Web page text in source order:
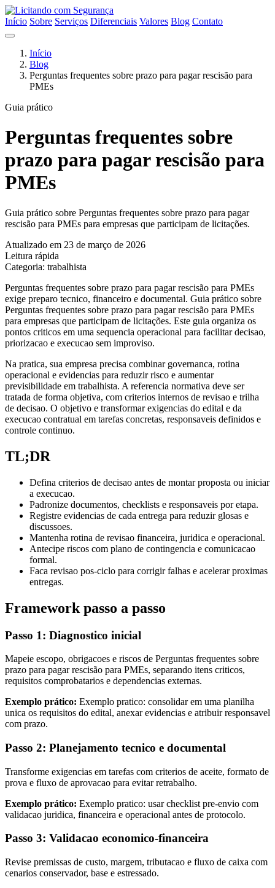
Início Sobre Serviços Diferenciais Valores Blog Contato
Início
Blog
Perguntas frequentes sobre prazo para pagar rescisão para
PMEs
Guia prático
Perguntas frequentes sobre
prazo para pagar rescisão para
PMEs
Guia prático sobre Perguntas frequentes sobre prazo para pagar
rescisão para PMEs para empresas que participam de licitações.
Atualizado em 23 de março de 2026
Leitura rápida
Categoria: trabalhista
Perguntas frequentes sobre prazo para pagar rescisão para PMEs
exige preparo tecnico, financeiro e documental. Guia prático sobre
Perguntas frequentes sobre prazo para pagar rescisão para PMEs
para empresas que participam de licitações. Este guia organiza os
pontos criticos em uma sequencia operacional para facilitar decisao,
priorizacao e execucao sem improviso.
Na pratica, sua empresa precisa combinar governanca, rotina
operacional e evidencias para reduzir risco e aumentar
previsibilidade em trabalhista. A referencia normativa deve ser
tratada de forma objetiva, com criterios internos de revisao e trilha
de decisao. O objetivo e transformar exigencias do edital e da
execucao contratual em tarefas concretas, responsaveis definidos e
controle continuo.
TL;DR
Defina criterios de decisao antes de montar proposta ou iniciar
a execucao.
Padronize documentos, checklists e responsaveis por etapa.
Registre evidencias de cada entrega para reduzir glosas e
discussoes.
Mantenha rotina de revisao financeira, juridica e operacional.
Antecipe riscos com plano de contingencia e comunicacao
formal.
Faca revisao pos-ciclo para corrigir falhas e acelerar proximas
entregas.
Framework passo a passo
Passo 1: Diagnostico inicial
Mapeie escopo, obrigacoes e riscos de Perguntas frequentes sobre
prazo para pagar rescisão para PMEs, separando itens criticos,
requisitos comprobatarios e dependencias externas.
Exemplo prático: Exemplo pratico: consolidar em uma planilha
unica os requisitos do edital, anexar evidencias e atribuir responsavel
com prazo.
Passo 2: Planejamento tecnico e documental
Transforme exigencias em tarefas com criterios de aceite, formato de
prova e fluxo de aprovacao para evitar retrabalho.
Exemplo prático: Exemplo pratico: usar checklist pre-envio com
validacao juridica, financeira e operacional antes de protocolo.
Passo 3: Validacao economico-financeira
Revise premissas de custo, margem, tributacao e fluxo de caixa com
cenarios conservador, base e estressado.